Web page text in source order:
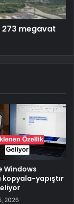
273 megavat
Windows
kopyala-yapıştır
2026